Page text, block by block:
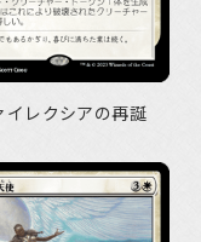
イレクシアの再誕